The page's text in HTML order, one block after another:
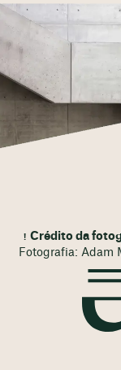
Crédito da
Fotografia: Adam